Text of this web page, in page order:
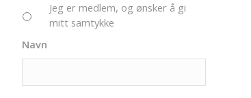
Jeg er medlem, og ønsker å gi
mitt samtykke
Navn